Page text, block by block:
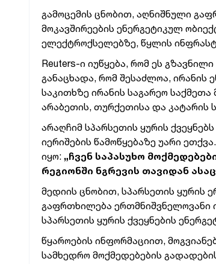
გამოცემის ცნობით, აღნიშნული
მოკავშირეების ენერგეტიკულ
ელექტროქსელებზე, წყლის
Reuters-ი იუწყება, რომ ეს
განაცხადა, რომ შესაძლოა, ირანის
საკითხზე ირანის საგარეო
არაბეთის, თურქეთისა და კატარის
არაღჩიმ სპარსეთის ყურის
იერიშების წამოწყებაზე უარი
იყო: „ჩვენ საპასუხო
რეგიონში ნგრევის თავიდან
მედიის ცნობით, სპარსეთის ყურის
გაფრთხილება ერთმნიშვნელოვანი
სპარსეთის ყურის ქვეყნების
წყაროების ინფორმაციით,
სამხედრო მოქმედებების